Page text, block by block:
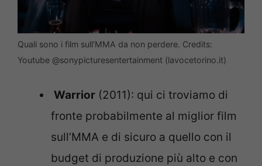
Quali sono i film sull’MMA da non perdere. Credits:
Youtube @sonypicturesentertainment (lavocetorino.it)
Warrior (2011): qui ci troviamo di
fronte probabilmente al miglior film
sull’MMA e di sicuro a quello con il
budget di produzione più alto e con